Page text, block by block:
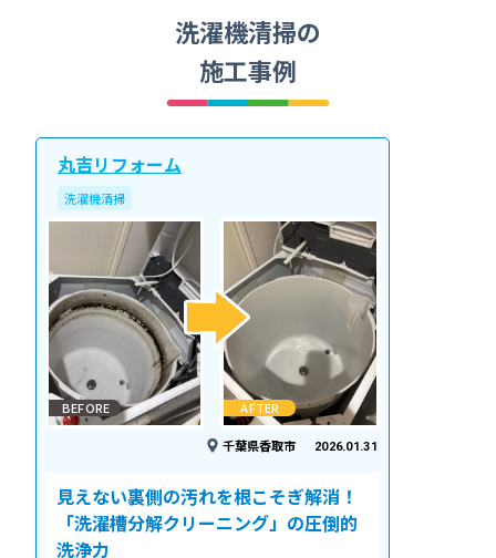
洗濯機清掃の
施工事例
丸吉リフォーム
洗濯機清掃
BEFORE AFTER
千葉県香取市 2026.01.31
見えない裏側の汚れを根こそぎ解消！
「洗濯槽分解クリーニング」の圧倒的
洗浄力